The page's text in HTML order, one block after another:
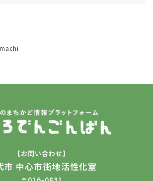
【お問い合わせ】
市 中心市街地活性化室